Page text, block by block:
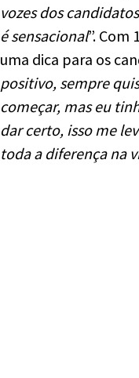
vozes dos
é sensacional”. Com
uma dica para os
positivo, sempre
começar, mas eu
dar certo, isso me
toda a diferença na